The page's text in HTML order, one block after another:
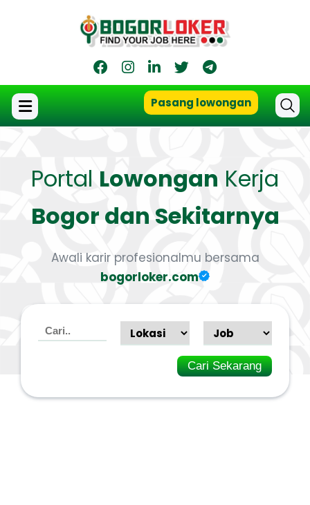
Pasang lowongan
Portal Lowongan Kerja
Bogor dan Sekitarnya
Awali karir profesionalmu bersama
bogorloker.com
Cari Sekarang